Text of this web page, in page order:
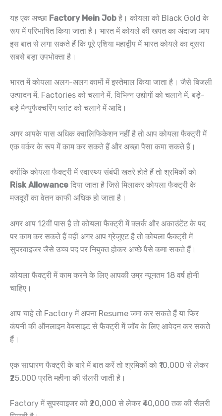
यह एक अच्छा Factory Mein Job है। कोयला को Black Gold के
रूप में परिभाषित किया जाता है। भारत में कोयले की खपत का अंदाजा आप
इस बात से लगा सकते हैं कि पूरे एशिया महाद्वीप में भारत कोयले का दूसरा
सबसे बड़ा उपभोक्ता है।
भारत में कोयला अलग-अलग कामों में इस्तेमाल किया जाता है। जैसे बिजली
उत्पादन में, Factories को चलाने में, विभिन्न उद्योगों को चलाने में, बड़े-
बड़े मैन्युफैक्चरिंग प्लांट को चलाने में आदि।
अगर आपके पास अधिक क्वालिफिकेशन नहीं है तो आप कोयला फैक्ट्री में
एक वर्कर के रूप में काम कर सकते हैं और अच्छा पैसा कमा सकते हैं।
क्योंकि कोयला फैक्ट्री में स्वास्थ्य संबंधी खतरे होते हैं तो श्रमिकों को
Risk Allowance दिया जाता है जिसे मिलाकर कोयला फैक्ट्री के
मजदूरों का वेतन काफी अधिक हो जाता है।
अगर आप 12वीं पास है तो कोयला फैक्ट्री में क्लर्क और अकाउंटेंट के पद
पर काम कर सकते हैं वहीं अगर आप ग्रेजुएट है तो कोयला फैक्ट्री में
सुपरवाइजर जैसे उच्च पद पर नियुक्त होकर अच्छे पैसे कमा सकते हैं।
कोयला फैक्ट्री में काम करने के लिए आपकी उम्र न्यूनतम 18 वर्ष होनी
चाहिए।
आप चाहे तो Factory में अपना Resume जमा कर सकते हैं या फिर
कंपनी की ऑनलाइन वेबसाइट से फैक्ट्री में जॉब के लिए आवेदन कर सकते
हैं।
एक साधारण फैक्ट्री के बारे में बात करें तो श्रमिकों को ₹10,000 से लेकर
₹25,000 प्रति महीना की सैलरी जाती है।
Factory में सुपरवाइजर को ₹20,000 से लेकर ₹40,000 तक की सैलरी